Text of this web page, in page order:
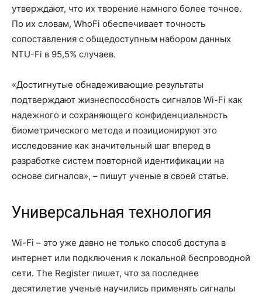
утверждают, что их творение намного более точное.
По их словам, WhoFi обеспечивает точность
сопоставления с общедоступным набором данных
NTU-Fi в 95,5% случаев.
«Достигнутые обнадеживающие результаты
подтверждают жизнеспособность сигналов Wi-Fi как
надежного и сохраняющего конфиденциальность
биометрического метода и позиционируют это
исследование как значительный шаг вперед в
разработке систем повторной идентификации на
основе сигналов», – пишут ученые в своей статье.
Универсальная технология
Wi-Fi – это уже давно не только способ доступа в
интернет или подключения к локальной беспроводной
сети. The Register пишет, что за последнее
десятилетие ученые научились применять сигналы